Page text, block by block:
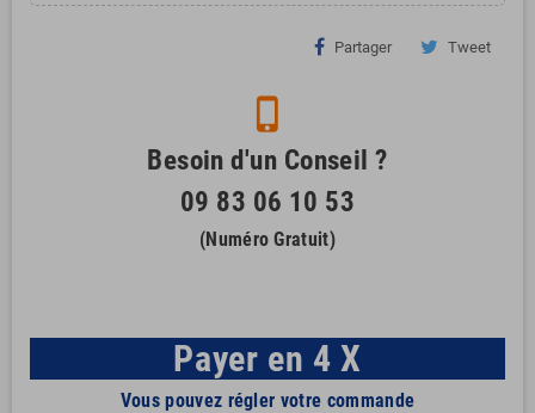
Partager Tweet
phone_iphone
Besoin d'un Conseil ?
09 83 06 10 53
(Numéro Gratuit)
Payer en 4 X
Vous pouvez régler votre commande